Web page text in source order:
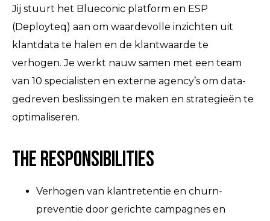
Jij stuurt het Blueconic platform en ESP
(Deployteq) aan om waardevolle inzichten uit
klantdata te halen en de klantwaarde te
verhogen. Je werkt nauw samen met een team
van 10 specialisten en externe agency’s om data-
gedreven beslissingen te maken en strategieën te
optimaliseren.
The Responsibilities
Verhogen van klantretentie en churn-
preventie door gerichte campagnes en